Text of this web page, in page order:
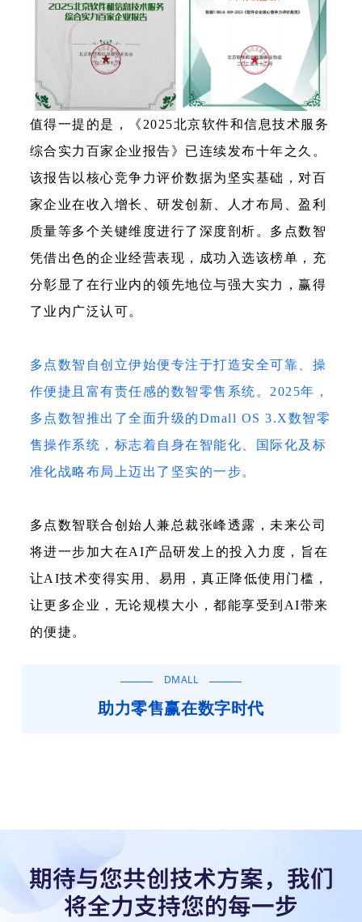
值得一提的是，《2025北京软件和信息技术服务
综合实力百家企业报告》已连续发布十年之久。
该报告以核心竞争力评价数据为坚实基础，对百
家企业在收入增长、研发创新、人才布局、盈利
质量等多个关键维度进行了深度剖析。多点数智
凭借出色的企业经营表现，成功入选该榜单，充
分彰显了在行业内的领先地位与强大实力，赢得
了业内广泛认可。
多点数智自创立伊始便专注于打造安全可靠、操
作便捷且富有责任感的数智零售系统。2025年，
多点数智推出了全面升级的Dmall OS 3.X数智零
售操作系统，标志着自身在智能化、国际化及标
准化战略布局上迈出了坚实的一步。
多点数智联合创始人兼总裁张峰透露，未来公司
将进一步加大在AI产品研发上的投入力度，旨在
让AI技术变得实用、易用，真正降低使用门槛，
让更多企业，无论规模大小，都能享受到AI带来
的便捷。
DMALL
助力零售赢在数字时代
期待与您共创技术方案，我们
将全力支持您的每一步